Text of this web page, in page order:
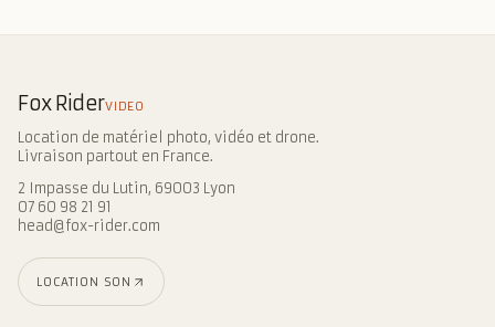
Fox RiderVIDEO
Location de matériel photo, vidéo et drone.
Livraison partout en France.
2 Impasse du Lutin, 69003 Lyon
07 60 98 21 91
head@fox-rider.com
LOCATION SON